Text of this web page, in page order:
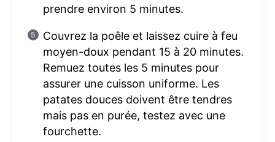
prendre environ 5 minutes.
Couvrez la poêle et laissez cuire à feu
moyen-doux pendant 15 à 20 minutes.
Remuez toutes les 5 minutes pour
assurer une cuisson uniforme. Les
patates douces doivent être tendres
mais pas en purée, testez avec une
fourchette.